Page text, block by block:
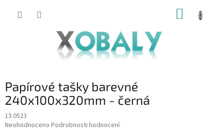
KOŠÍK
Papírové tašky barevné
240x100x320mm - černá
13.0523
Průměrné
Neohodnoceno Podrobnosti hodnocení